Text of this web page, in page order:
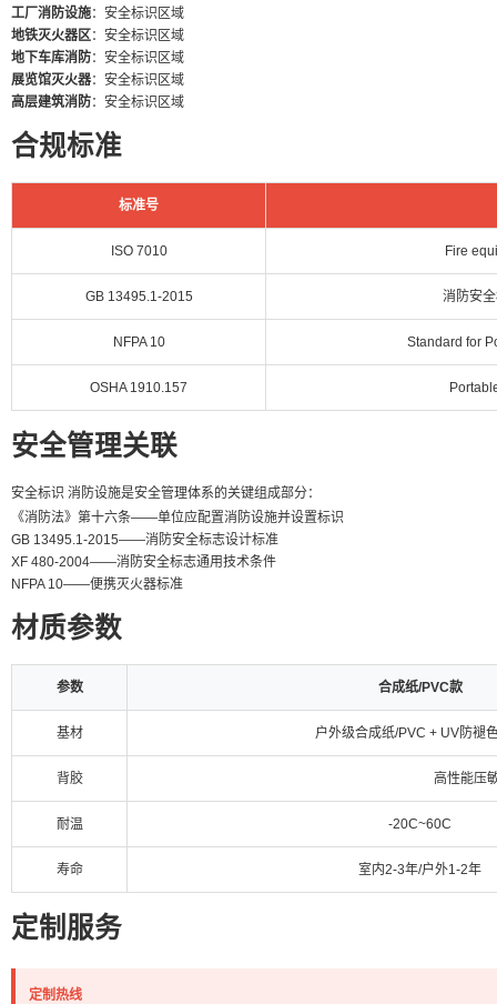
工厂消防设施：安全标识区域
地铁灭火器区：安全标识区域
地下车库消防：安全标识区域
展览馆灭火器：安全标识区域
高层建筑消防：安全标识区域
合规标准
标准号
ISO 7010 Fire
GB 13495.1-2015 消防安
NFPA 10 Standard for
OSHA 1910.157
安全管理关联
安全标识 消防设施是安全管理体系的关键组成部分：
《消防法》第十六条——单位应配置消防设施并设置标识
GB 13495.1-2015——消防安全标志设计标准
XF 480-2004——消防安全标志通用技术条件
NFPA 10——便携灭火器标准
材质参数
参数 合成纸/PVC款
基材 户外级合成纸/PVC + UV防褪
背胶 高性能压
耐温 -20C~60C
寿命 室内2-3年/户外1-2年
定制服务
定制热线